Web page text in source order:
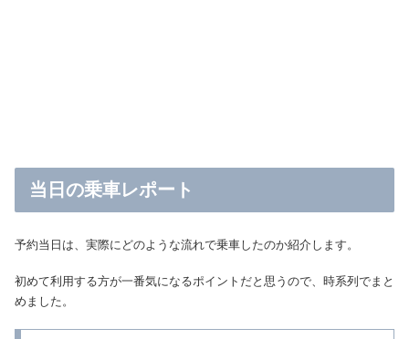
当日の乗車レポート
予約当日は、実際にどのような流れで乗車したのか紹介します。
初めて利用する方が一番気になるポイントだと思うので、時系列でまと
めました。